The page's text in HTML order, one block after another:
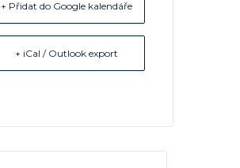
+ Přidat do Google kalendáře
+ iCal / Outlook export